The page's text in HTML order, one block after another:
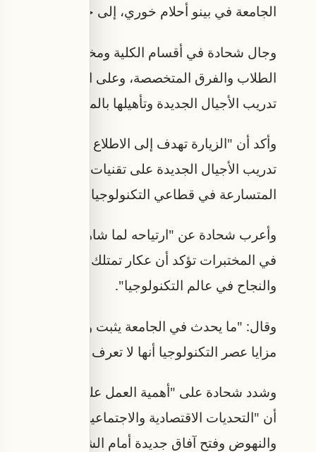
الجامعة في بينو أحلام خوري، إلى جانب عدد من أفراد
وجال شحادة في أقسام الكلية ومختبراتها، واطلع
الطلاب والفرق المتخصصة، وعلى الإمكانات
تدريب الأجيال الجديدة وتأهيلها بالمهارات
وأكد أن "الزيارة تهدف إلى الاطلاع عن كثب على
تدريب الأجيال الجديدة على تقنيات المستقبل
المتسارعة في قطاعي التكنولوجيا والذكاء
وأعرب شحادة عن "ارتياحه لما شاهده من طاقات
في المختبرات تؤكد أن عكار تمتلك المقومات
والنجاح في عالم التكنولوجيا".
وقال: "ما يحدث في الجامعة يثبت ويبرهن أن
مزايا عصر التكنولوجيا أنها لا تعرف الحدود، ولا
وشدد شحادة على "أهمية العمل على إطلاق
أن "التحديات الاقتصادية والاجتماعية والعوائق
والنهوض وفتح آفاق جديدة أمام الشباب".